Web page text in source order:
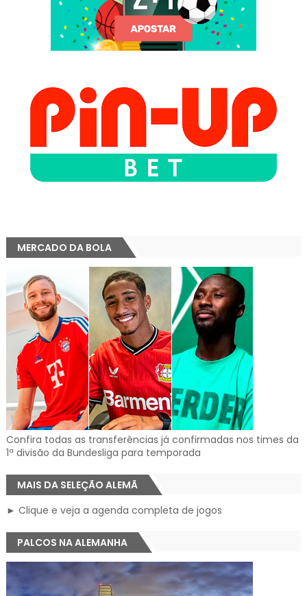
MERCADO DA BOLA
Confira todas as transferências já confirmadas nos times da
1ª divisão da Bundesliga para temporada
MAIS DA SELEÇÃO ALEMÃ
► Clique e veja a agenda completa de jogos
PALCOS NA ALEMANHA